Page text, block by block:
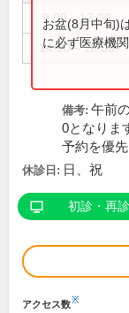
9:00～13:00
14:00～18:00
お盆(8月中旬)
に必ず医療機
備考: 午前
0となりま
予約を優先
休診日: 日、祝
初診・再
アクセス数※